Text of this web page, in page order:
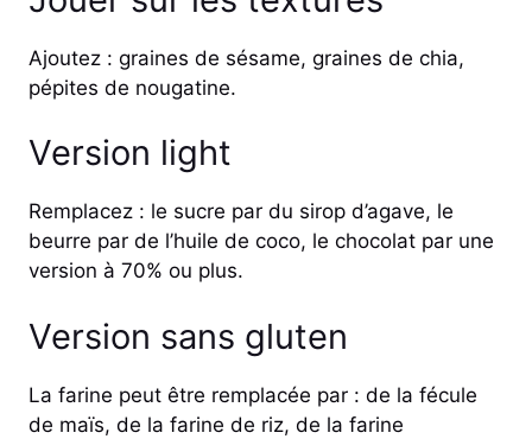
Ajoutez : graines de sésame, graines de chia,
pépites de nougatine.
Version light
Remplacez : le sucre par du sirop d’agave, le
beurre par de l’huile de coco, le chocolat par une
version à 70% ou plus.
Version sans gluten
La farine peut être remplacée par : de la fécule
de maïs, de la farine de riz, de la farine